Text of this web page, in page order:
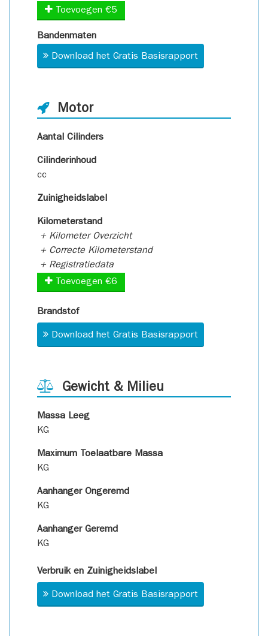
Toevoegen €5
Bandenmaten
Download het Gratis Basisrapport
Motor
Aantal Cilinders
Cilinderinhoud
cc
Zuinigheidslabel
Kilometerstand
+ Kilometer Overzicht
+ Correcte Kilometerstand
+ Registratiedata
Toevoegen €6
Brandstof
Download het Gratis Basisrapport
Gewicht & Milieu
Massa Leeg
KG
Maximum Toelaatbare Massa
KG
Aanhanger Ongeremd
KG
Aanhanger Geremd
KG
Verbruik en Zuinigheidslabel
Download het Gratis Basisrapport